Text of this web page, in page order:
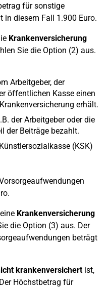
für sonstige
in diesem Fall 1.900 Euro.
Krankenversicherung
Sie die Option (2) aus.
Arbeitgeber, der
öffentlichen Kasse einen
erhält.
der Arbeitgeber oder die
der Beiträge bezahlt.
(KSK)
Krankenversicherung
die Option (3) aus. Der
beträgt
krankenversichertist,
Höchstbetrag für